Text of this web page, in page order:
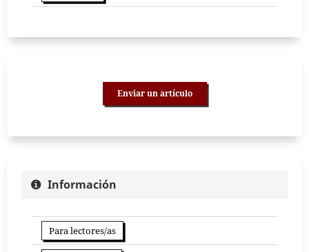
Enviar un artículo
Información
Para lectores/as